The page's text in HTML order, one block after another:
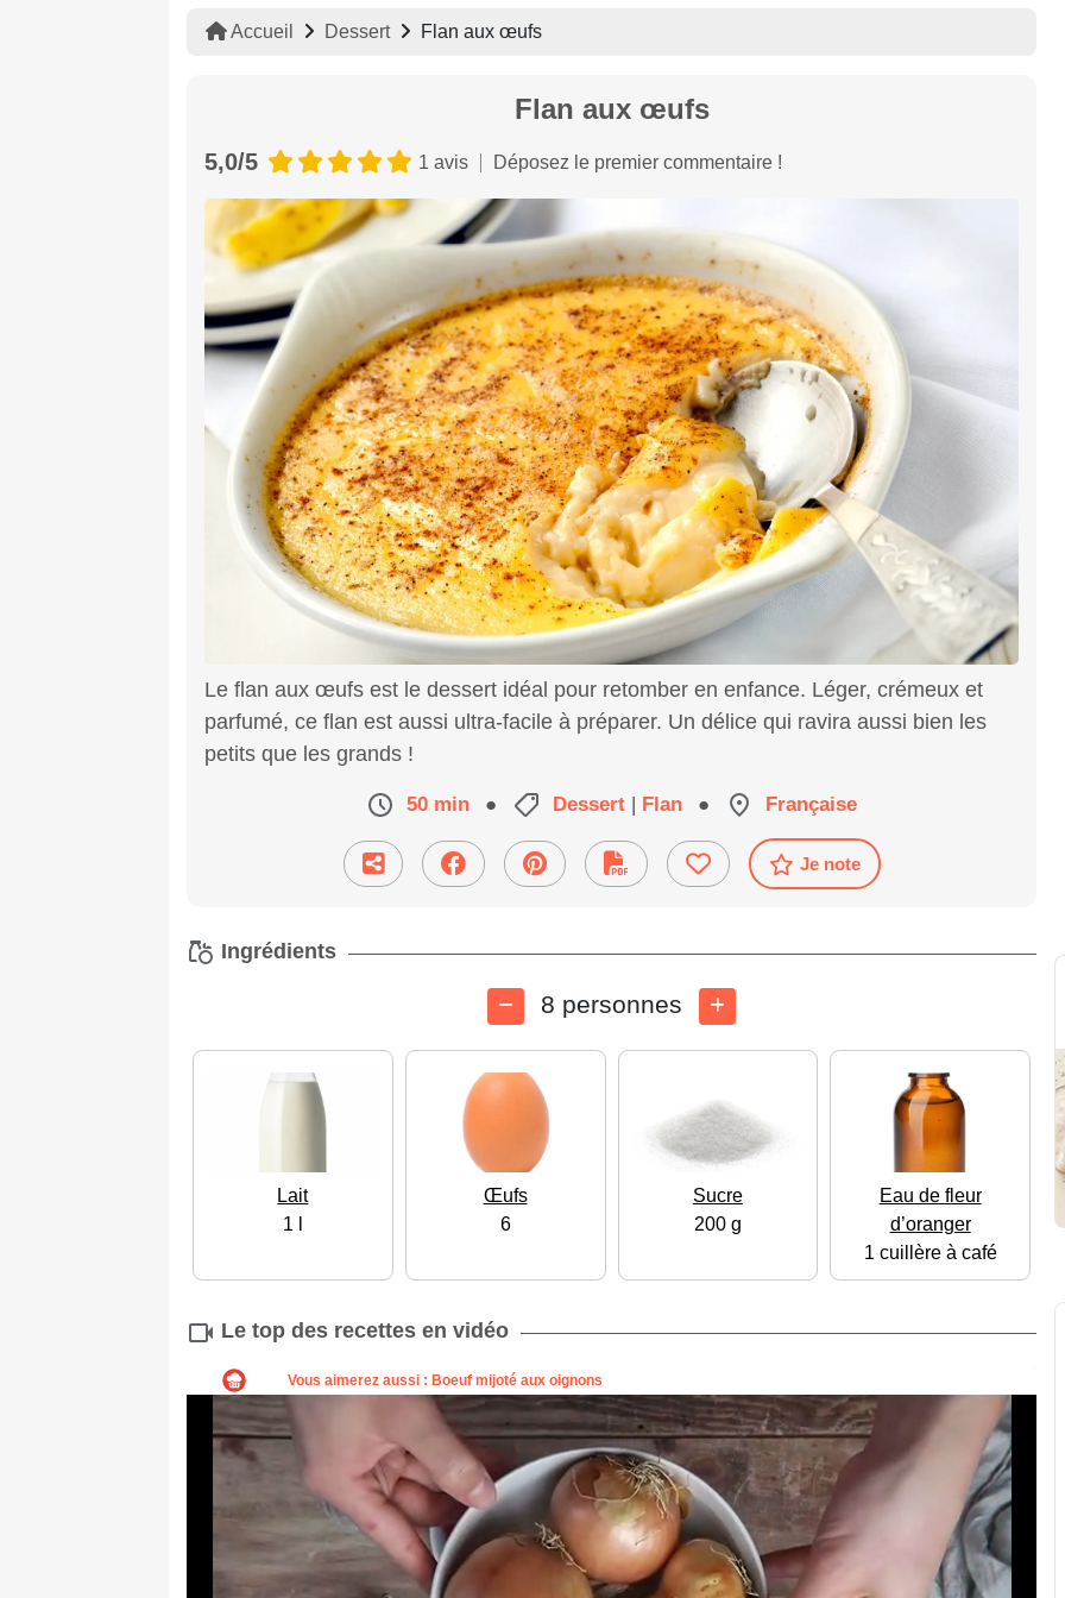
Accueil Dessert Flan aux œufs
Flan aux œufs
5,0/5 1 avis Déposez le premier commentaire !
Le flan aux œufs est le dessert idéal pour retomber en enfance. Léger, crémeux et
parfumé, ce flan est aussi ultra-facile à préparer. Un délice qui ravira aussi bien les
petits que les grands !
50 min ● Dessert | Flan ● Française
Je note
Ingrédients
8 personnes
Lait
1 l
Œufs
6
Sucre
200 g
Eau de fleur
d’oranger
1 cuillère à café
Le top des recettes en vidéo